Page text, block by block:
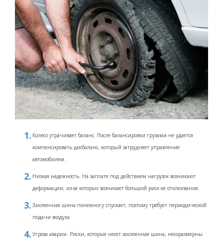
Колесо утрачивает баланс. После балансировки грузами не удается
компенсировать дисбаланс, который затрудняет управление
автомобилем.
Низкая надежность. На заплате под действием нагрузок возникают
деформации, из-за которых возникает большой риск ее отклеивания.
Заклеенная шина понемногу спускает, поэтому требует периодической
подачи воздуха.
Угроза аварии. Риски, которые несет заклеенная шина, несоразмерны